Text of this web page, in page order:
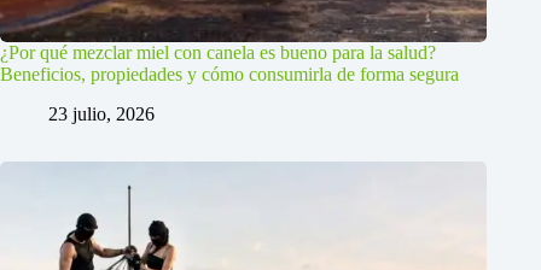
¿Por qué mezclar miel con canela es bueno para la salud?
Beneficios, propiedades y cómo consumirla de forma segura
23 julio, 2026